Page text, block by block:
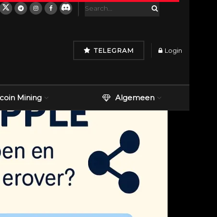
TELEGRAM Login
Mining Algemeen